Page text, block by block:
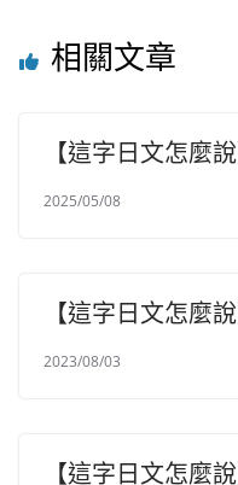
相關文章
【這字日文怎麼
2025/05/08
【這字日文怎麼
2023/08/03
【這字日文怎麼